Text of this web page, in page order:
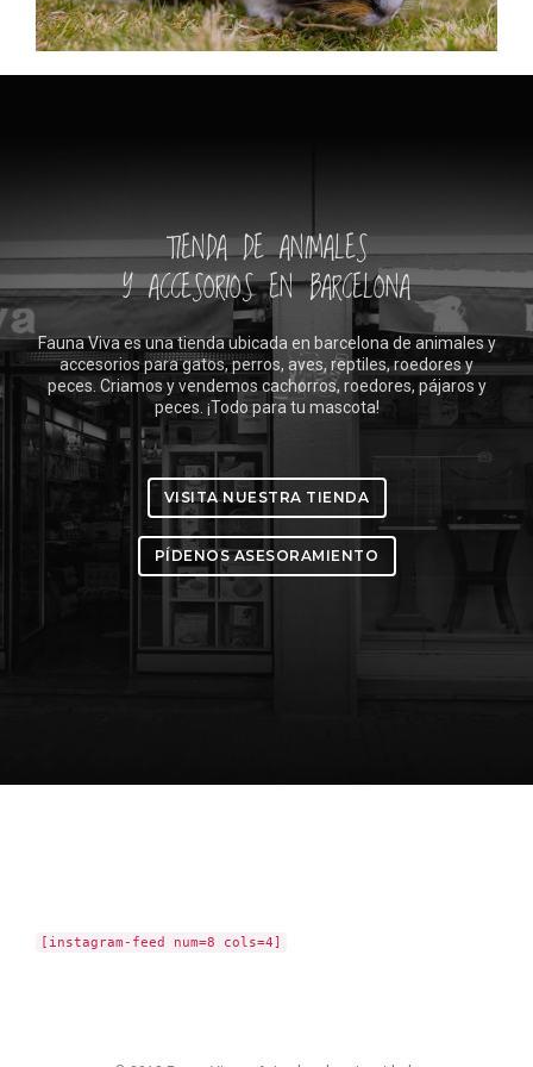
TIENDA DE ANIMALES
Y ACCESORIOS EN BARCELONA
Fauna Viva es una tienda ubicada en barcelona de animales y
accesorios para gatos, perros, aves, reptiles, roedores y
peces. Criamos y vendemos cachorros, roedores, pájaros y
peces. ¡Todo para tu mascota!
VISITA NUESTRA TIENDA
PÍDENOS ASESORAMIENTO
[instagram-feed num=8 cols=4]